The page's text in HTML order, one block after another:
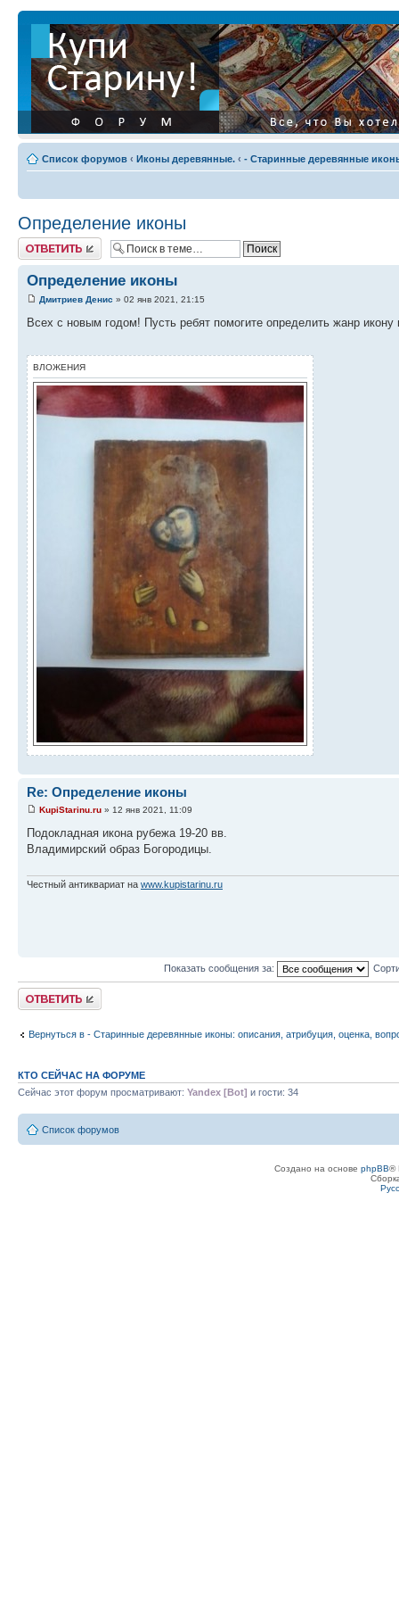
Список форумов ‹ Иконы деревянные. ‹ - Старинные деревянные
Определение иконы
Ответить
Определение иконы
Дмитриев Денис » 02 янв 2021, 21:15
Всех с новым годом! Пусть ребят помогите определить жанр икону
ВЛОЖЕНИЯ
Re: Определение иконы
KupiStarinu.ru » 12 янв 2021, 11:09
Подокладная икона рубежа 19-20 вв.
Владимирский образ Богородицы.
Честный антиквариат на www.kupistarinu.ru
Показать сообщения за:
Ответить
Вернуться в - Старинные деревянные иконы: описания, атрибуция, оценка,
КТО СЕЙЧАС НА ФОРУМЕ
Сейчас этот форум просматривают: Yandex [Bot] и гости: 34
Список форумов
Создано на основе phpBB®